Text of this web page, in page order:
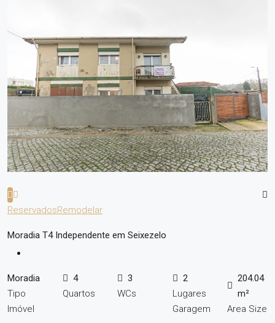
ReservadosRemodelar
Moradia T4 Independente em Seixezelo
Moradia
Tipo
Imóvel
4
Quartos
3
WCs
2
Lugares
Garagem
204.04
m²
Area Size